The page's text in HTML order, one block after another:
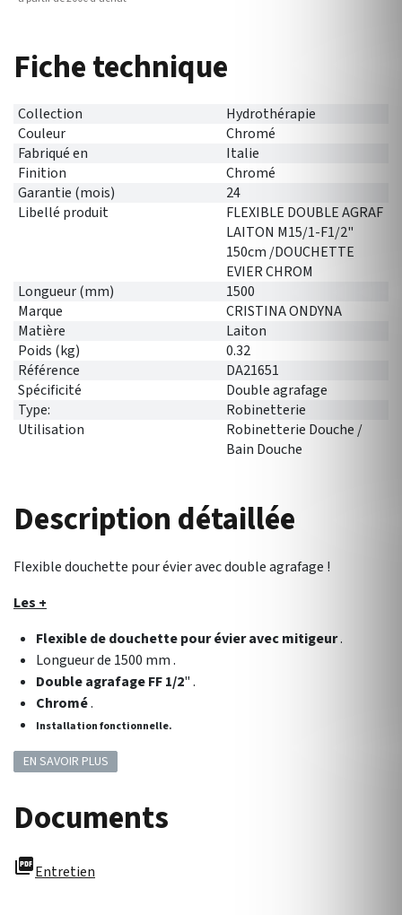
Fiche technique
Collection
Hydrothérapie
Couleur
Chromé
Fabriqué en
Italie
Finition
Chromé
Garantie (mois)
24
Libellé produit
FLEXIBLE DOUBLE AGRAF
LAITON M15/1-F1/2"
150cm /DOUCHETTE
EVIER CHROM
Longueur (mm)
1500
Marque
CRISTINA ONDYNA
Matière
Laiton
Poids (kg)
0.32
Référence
DA21651
Spécificité
Double agrafage
Type:
Robinetterie
Utilisation
Robinetterie Douche /
Bain Douche
Description détaillée
Flexible douchette pour évier avec double agrafage !
Les +
Flexible de douchette pour évier avec mitigeur.
Longueur de 1500 mm .
Double agrafage FF 1/2" .
Chromé.
Installation fonctionnelle.
EN SAVOIR PLUS
Documents
picture_as_pdfEntretien